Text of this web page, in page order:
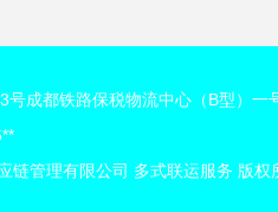
成都铁路保税物流中心（B型）一
链管理有限公司 多式联运服务 版权